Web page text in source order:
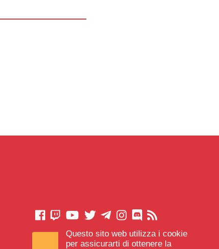
Questo sito web utilizza i cookie
per assicurarti di ottenere la
CONTATTACI